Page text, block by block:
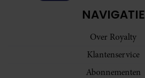
NAVIGATIE
Over Royalty
Klantenservice
Abonnementen